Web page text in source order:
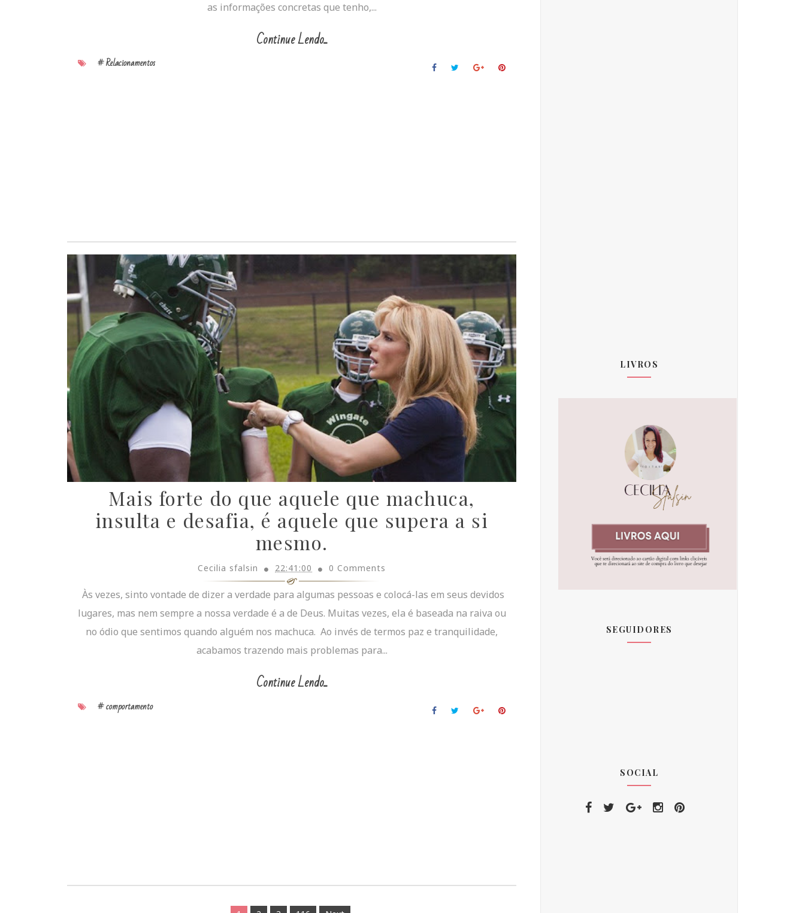
as informações concretas que tenho,...
Continue Lendo...
# Relacionamentos
Mais forte do que aquele que machuca,
insulta e desafia, é aquele que supera a si
mesmo.
Cecilia sfalsin 22:41:00 0 Comments
Às vezes, sinto vontade de dizer a verdade para algumas pessoas e colocá-las em seus devidos
lugares, mas nem sempre a nossa verdade é a de Deus. Muitas vezes, ela é baseada na raiva ou
no ódio que sentimos quando alguém nos machuca. Ao invés de termos paz e tranquilidade,
acabamos trazendo mais problemas para...
Continue Lendo...
# comportamento
LIVROS
SEGUIDORES
SOCIAL